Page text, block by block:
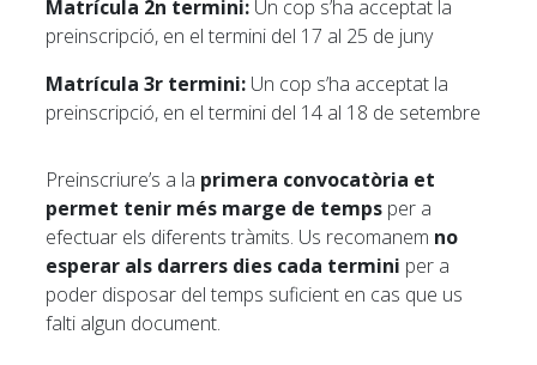
Matrícula 2n termini: Un cop s’ha acceptat la
preinscripció, en el termini del 17 al 25 de juny
Matrícula 3r termini: Un cop s’ha acceptat la
preinscripció, en el termini del 14 al 18 de setembre
Preinscriure’s a la primera convocatòria et
permet tenir més marge de temps per a
efectuar els diferents tràmits. Us recomanem no
esperar als darrers dies cada termini per a
poder disposar del temps suficient en cas que us
falti algun document.